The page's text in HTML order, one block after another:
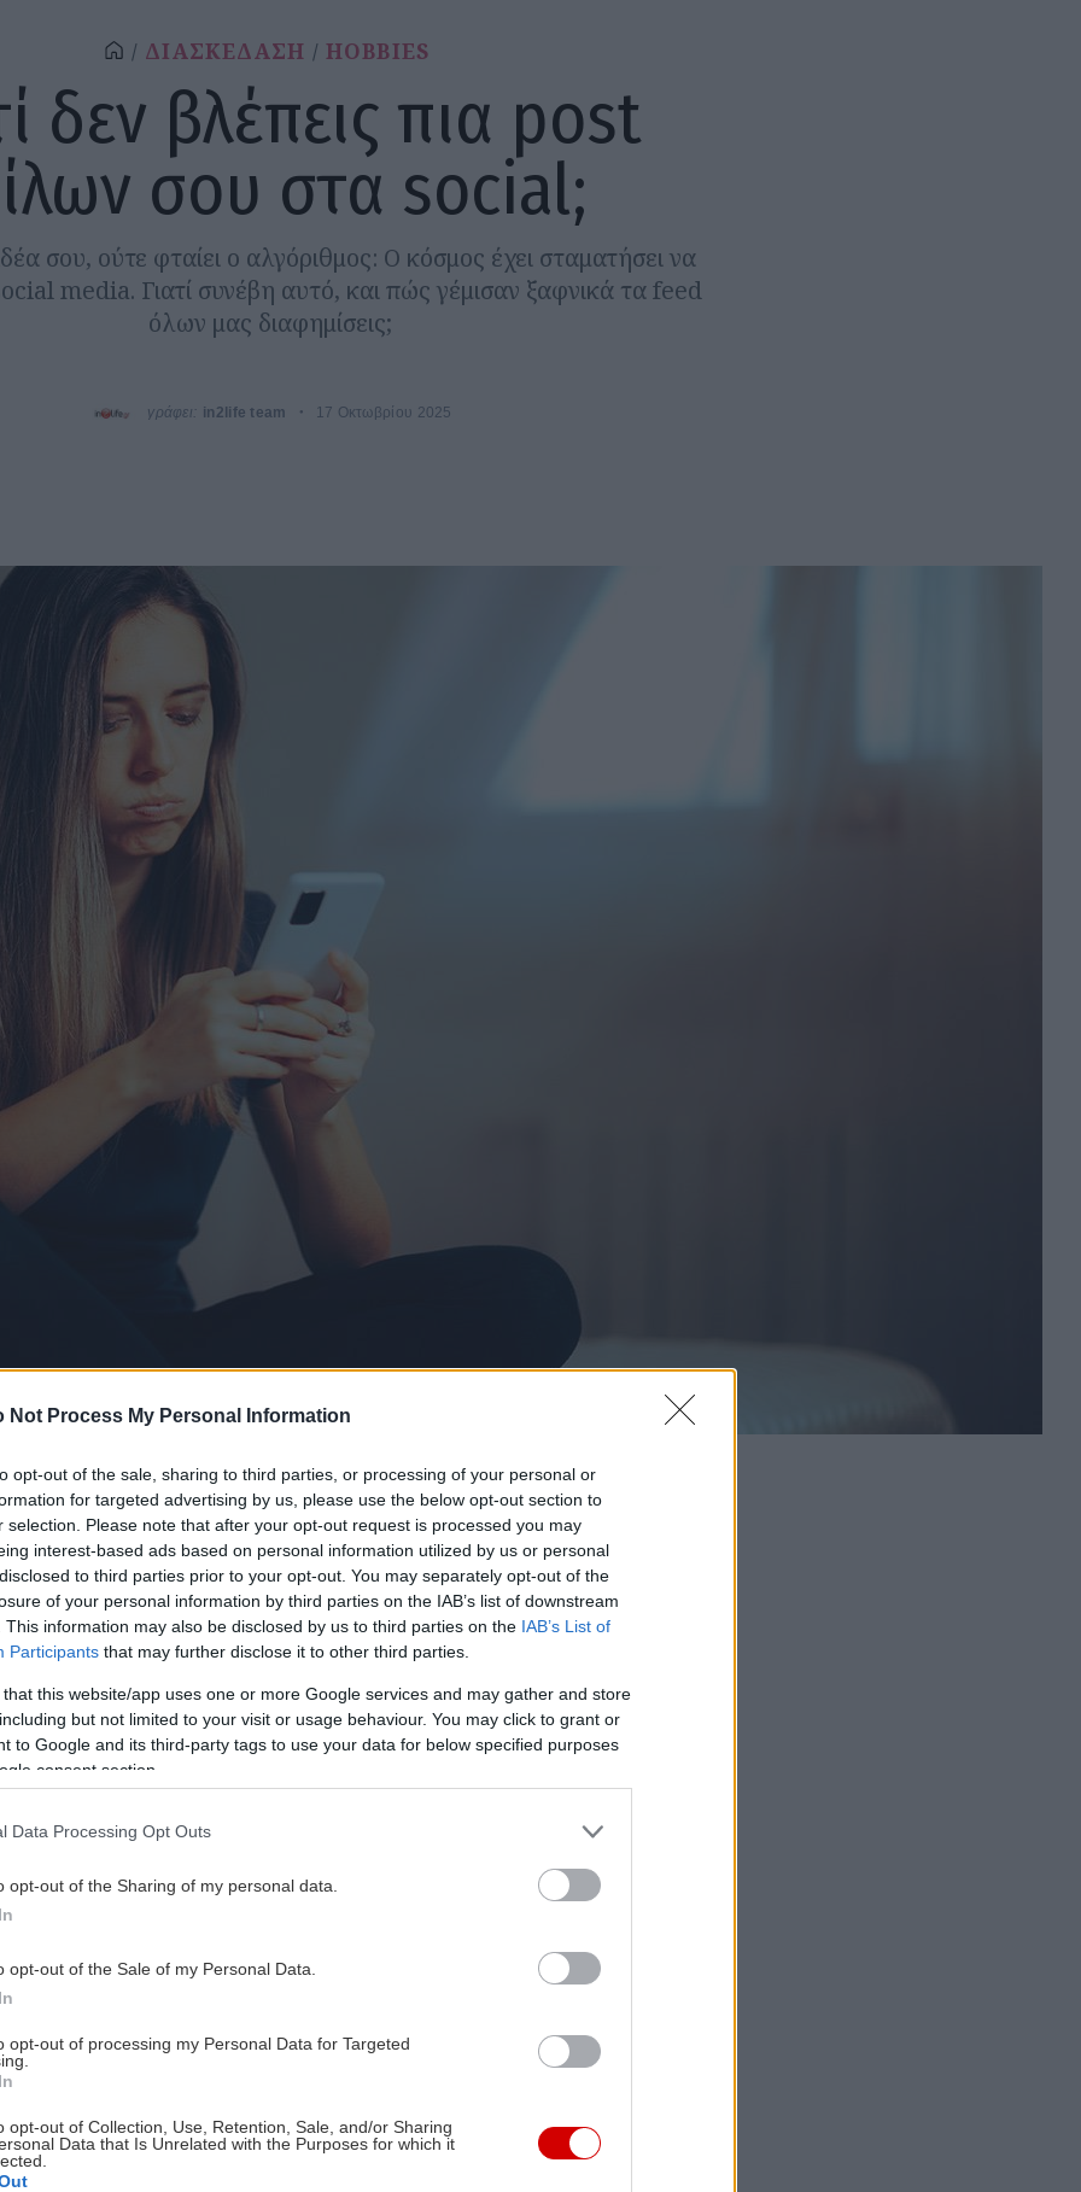
Not Process My Personal Information
opt-out of the sale, sharing to third parties, or processing of your personal or
for targeted advertising by us, please use the below opt-out section to
selection. Please note that after your opt-out request is processed you may
interest-based ads based on personal information utilized by us or personal
to third parties prior to your opt-out. You may separately opt-out of the
of your personal information by third parties on the IAB’s list of downstream
This information may also be disclosed by us to third parties on the IAB’s List of
Participants that may further disclose it to other third parties.
that this website/app uses one or more Google services and may gather and store
but not limited to your visit or usage behaviour. You may click to grant or
to Google and its third-party tags to use your data for below specified purposes
consent section.
Data Processing Opt Outs
opt-out of the Sharing of my personal data.
opt-out of the Sale of my Personal Data.
opt-out of processing my Personal Data for Targeted
opt-out of Collection, Use, Retention, Sale, and/or Sharing
Data that Is Unrelated with the Purposes for which it
ΔΙΑΣΚΕΔΑΣΗ HOBBIES
δεν βλέπεις πια post
σου στα social;
σου, ούτε φταίει ο αλγόριθμος: Ο κόσμος έχει σταματήσει να
media. Γιατί συνέβη αυτό, και πώς γέμισαν ξαφνικά τα feed
όλων μας διαφημίσεις;
γράφει: in2life team 17 Οκτωβρίου 2025